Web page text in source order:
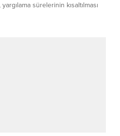
yargılama sürelerinin kısaltılması
yönelik yeni adımların
SÜRESİZ NAFAKA